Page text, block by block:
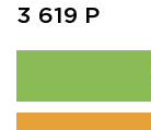
3 619 Р